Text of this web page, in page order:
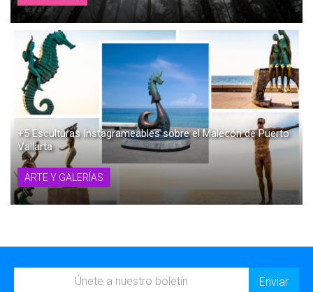
+5 Esculturas Instagrameables sobre el Malecón de Puerto
Vallarta
ARTE Y GALERÍAS